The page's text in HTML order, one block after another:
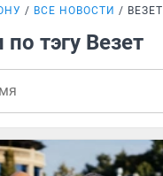
ВСЕ НОВОСТИ ВЕЗЕТ
тэгу Везет